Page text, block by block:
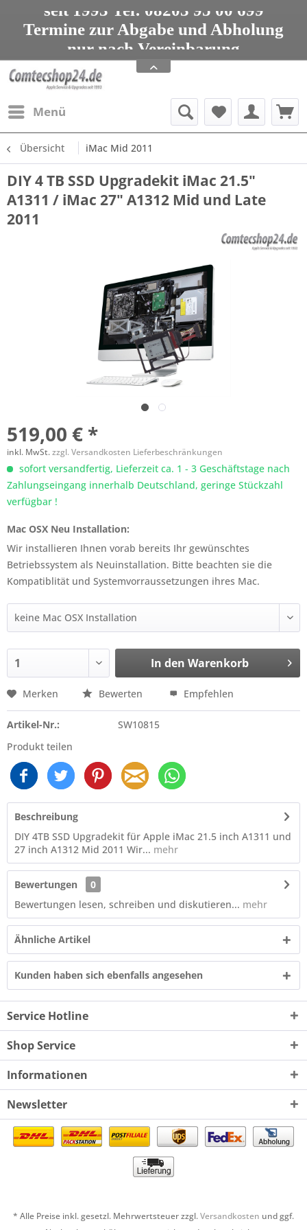
Termine zur Abgabe und Abholung
nur nach Vereinbarung
Apple Service, Upgrades und Zubehör
seit 1993 Tel: 08203 95 00 699
Menü
Übersicht iMac Mid 2011
DIY 4 TB SSD Upgradekit iMac 21.5"
A1311 / iMac 27" A1312 Mid und Late
2011
519,00 € *
inkl. MwSt.zzgl. Versandkosten Lieferbeschränkungen
sofort versandfertig, Lieferzeit ca. 1 - 3 Geschäftstage nach
Zahlungseingang innerhalb Deutschland, geringe Stückzahl
verfügbar !
Mac OSX Neu Installation:
Wir installieren Ihnen vorab bereits Ihr gewünschtes
Betriebssystem als Neuinstallation. Bitte beachten sie die
Kompatiblität und Systemvorraussetzungen ihres Mac.
In den Warenkorb
Merken Bewerten Empfehlen
Artikel-Nr.:
SW10815
Produkt teilen
Beschreibung
DIY 4TB SSD Upgradekit für Apple iMac 21.5 inch A1311 und
27 inch A1312 Mid 2011 Wir... mehr
Bewertungen
0
Bewertungen lesen, schreiben und diskutieren... mehr
Ähnliche Artikel
Kunden haben sich ebenfalls angesehen
Service Hotline
Shop Service
Informationen
Newsletter
* Alle Preise inkl. gesetzl. Mehrwertsteuer zzgl.Versandkosten und ggf.